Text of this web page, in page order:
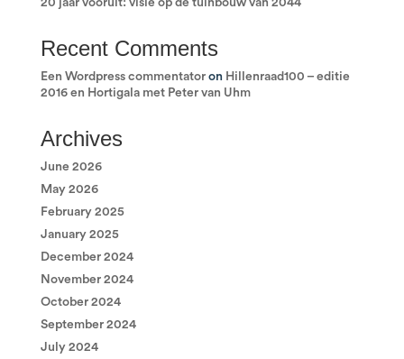
20 jaar vooruit: visie op de tuinbouw van 2044
Recent Comments
Een Wordpress commentatoron Hillenraad100 – editie
2016 en Hortigala met Peter van Uhm
Archives
June 2026
May 2026
February 2025
January 2025
December 2024
November 2024
October 2024
September 2024
July 2024